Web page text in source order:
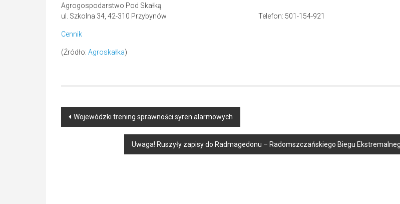
Agrogospodarstwo Pod Skałką
ul. Szkolna 34, 42-310 Przybynów Telefon: 501-154-921
Cennik
(Źródło: Agroskałka)
Post
Wojewódzki trening sprawności syren alarmowych
Uwaga! Ruszyły zapisy do Radmagedonu – Radomszczańskiego Biegu